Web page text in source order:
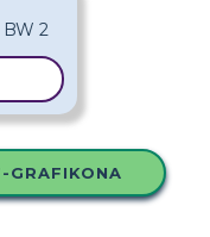
GRAFIKONA